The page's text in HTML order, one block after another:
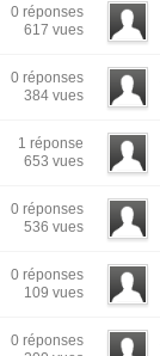
0 réponses
617 vues
0 réponses
384 vues
1 réponse
653 vues
0 réponses
536 vues
0 réponses
109 vues
0 réponses